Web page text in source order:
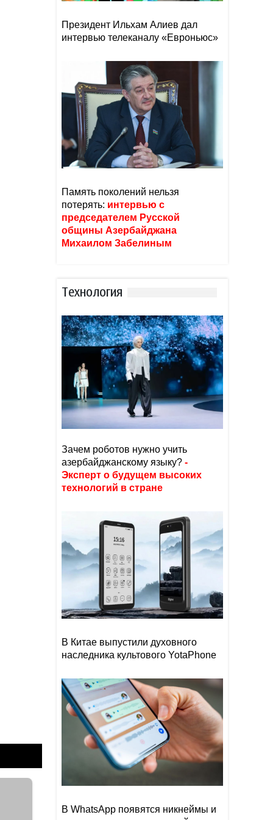
Президент Ильхам Алиев дал
интервью телеканалу «Евроньюс»
Память поколений нельзя
потерять: интервью с
председателем Русской
общины Азербайджана
Михаилом Забелиным
Тexнoлoгия
Зачем роботов нужно учить
азербайджанскому языку? -
Эксперт о будущем высоких
технологий в стране
В Китае выпустили духовного
наследника культового YotaPhone
В WhatsApp появятся никнеймы и